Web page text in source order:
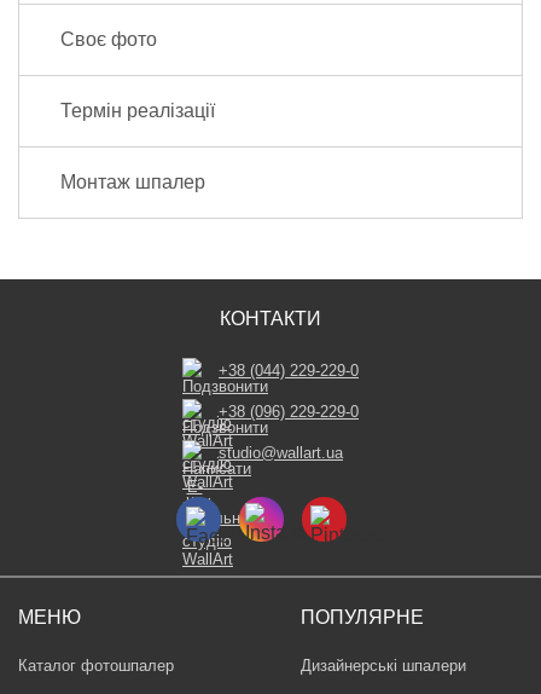
Своє фото
Термін реалізації
Монтаж шпалер
МЕНЮ
Каталог фотошпалер
ПОПУЛЯРНЕ
Дизайнерські шпалери
КОНТАКТИ
+38 (044) 229-229-0
+38 (096) 229-229-0
studio@wallart.ua